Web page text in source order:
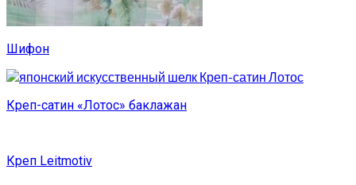
Шифон
Креп-сатин «Лотос» баклажан
Креп Leitmotiv